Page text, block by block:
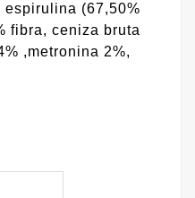
espirulina (67,50%
fibra, ceniza bruta
,metronina 2%,